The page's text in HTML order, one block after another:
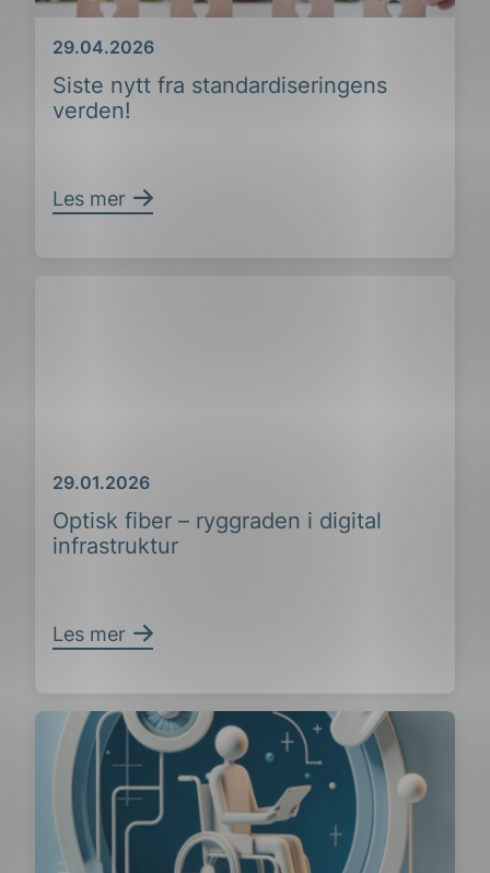
Siste nytt fra standardiseringens
verden!
Dato
29.04.2026
Les mer
Optisk fiber – ryggraden i digital
infrastruktur
Dato
29.01.2026
Les mer